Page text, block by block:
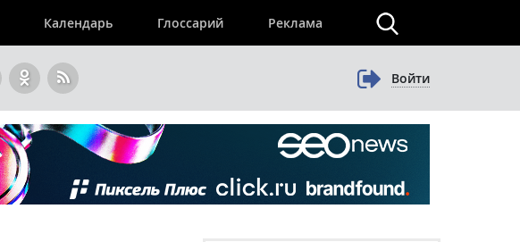
Календарь Глоссарий Реклама
Войти